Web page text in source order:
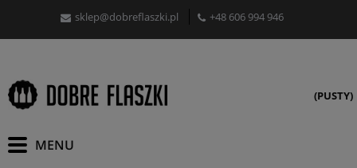
sklep@dobreflaszki.pl +48 606 994 946
(PUSTY)